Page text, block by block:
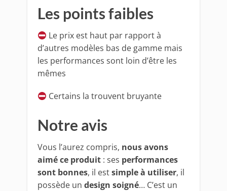
Les points faibles
Le prix est haut par rapport à
d’autres modèles bas de gamme mais
les performances sont loin d’être les
mêmes
Certains la trouvent bruyante
Notre avis
Vous l’aurez compris, nous avons
aimé ce produit : ses performances
sont bonnes, il estsimple à utiliser, il
possède un design soigné… C’est un